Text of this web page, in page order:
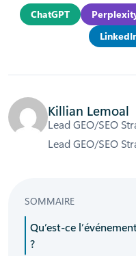
ChatGPT
Killian Lemoal
Lead GEO/SEO
Lead GEO/SEO
SOMMAIRE
Qu’est-ce
?